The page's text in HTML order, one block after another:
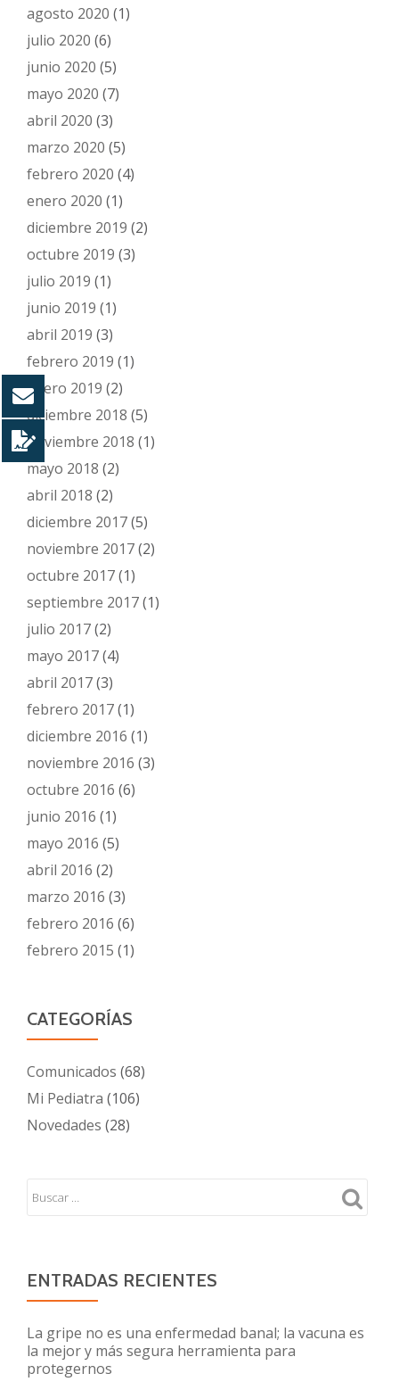
agosto 2020 (1)
julio 2020 (6)
junio 2020 (5)
mayo 2020 (7)
abril 2020 (3)
marzo 2020 (5)
febrero 2020 (4)
enero 2020 (1)
diciembre 2019 (2)
octubre 2019 (3)
julio 2019 (1)
junio 2019 (1)
abril 2019 (3)
febrero 2019 (1)
enero 2019 (2)
diciembre 2018 (5)
noviembre 2018 (1)
mayo 2018 (2)
abril 2018 (2)
diciembre 2017(5)
noviembre 2017(2)
octubre 2017(1)
septiembre 2017(1)
julio 2017(2)
mayo 2017(4)
abril 2017(3)
febrero 2017(1)
diciembre 2016 (1)
noviembre 2016 (3)
octubre 2016 (6)
junio 2016 (1)
mayo 2016 (5)
abril 2016 (2)
marzo 2016 (3)
febrero 2016 (6)
febrero 2015 (1)
CATEGORÍAS
Comunicados (68)
Mi Pediatra (106)
Novedades (28)
ENTRADAS RECIENTES
La gripe no es una enfermedad banal; la vacuna es
la mejor y más segura herramienta para
protegernos